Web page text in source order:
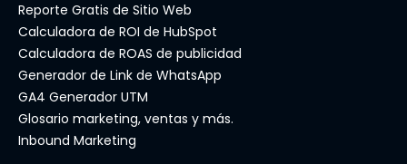
Reporte Gratis de Sitio Web
Calculadora de ROI de HubSpot
Calculadora de ROAS de publicidad
Generador de Link de WhatsApp
GA4 Generador UTM
Glosario marketing, ventas y más.
Inbound Marketing